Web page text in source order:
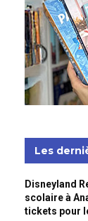
Les
Disneyland
scolaire à
tickets pour